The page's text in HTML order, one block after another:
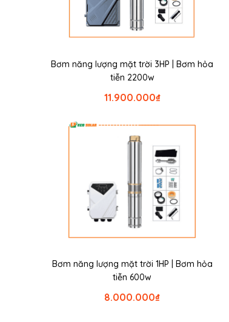
Bơm năng lượng mặt trời 3HP | Bơm hỏa
tiễn 2200w
₫
11.900.000
Bơm năng lượng mặt trời 1HP | Bơm hỏa
tiễn 600w
₫
8.000.000